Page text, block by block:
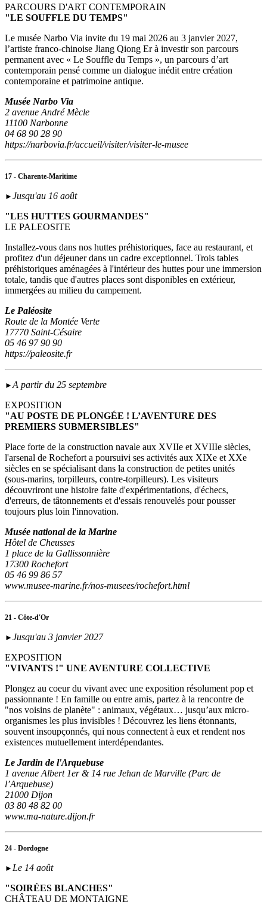
PARCOURS D'ART CONTEMPORAIN
"LE SOUFFLE DU TEMPS"
Le musée Narbo Via invite du 19 mai 2026 au 3 janvier 2027,
l’artiste franco-chinoise Jiang Qiong Er à investir son parcours
permanent avec « Le Souffle du Temps », un parcours d’art
contemporain pensé comme un dialogue inédit entre création
contemporaine et patrimoine antique.
Musée Narbo Via
2 avenue André Mècle
11100 Narbonne
04 68 90 28 90
https://narbovia.fr/accueil/visiter/visiter-le-musee
17 - Charente-Maritime
► Jusqu'au 16 août
"LES HUTTES GOURMANDES"
LE PALEOSITE
Installez-vous dans nos huttes préhistoriques, face au restaurant, et
profitez d'un déjeuner dans un cadre exceptionnel. Trois tables
préhistoriques aménagées à l'intérieur des huttes pour une immersion
totale, tandis que d'autres places sont disponibles en extérieur,
immergées au milieu du campement.
Le Paléosite
Route de la Montée Verte
17770 Saint-Césaire
05 46 97 90 90
https://paleosite.fr
►A partir du 25 septembre
EXPOSITION
"AU POSTE DE PLONGÉE ! L’AVENTURE DES
PREMIERS SUBMERSIBLES"
Place forte de la construction navale aux XVIIe et XVIIIe siècles,
l'arsenal de Rochefort a poursuivi ses activités aux XIXe et XXe
siècles en se spécialisant dans la construction de petites unités
(sous‑marins, torpilleurs, contre-torpilleurs). Les visiteurs
découvriront une histoire faite d'expérimentations, d'échecs,
d'erreurs, de tâtonnements et d'essais renouvelés pour pousser
toujours plus loin l'innovation.
Musée national de la Marine
Hôtel de Cheusses
1 place de la Gallissonnière
17300 Rochefort
05 46 99 86 57
www.musee-marine.fr/nos-musees/rochefort.html
21 - Côte-d'Or
► Jusqu'au 3 janvier 2027
EXPOSITION
"VIVANTS !" UNE AVENTURE COLLECTIVE
Plongez au coeur du vivant avec une exposition résolument pop et
passionnante ! En famille ou entre amis, partez à la rencontre de
"nos voisins de planète" : animaux, végétaux… jusqu’aux micro-
organismes les plus invisibles ! Découvrez les liens étonnants,
souvent insoupçonnés, qui nous connectent à eux et rendent nos
existences mutuellement interdépendantes.
Le Jardin de l'Arquebuse
1 avenue Albert 1er & 14 rue Jehan de Marville (Parc de
l’Arquebuse)
21000 Dijon
03 80 48 82 00
www.ma-nature.dijon.fr
24 - Dordogne
► Le 14 août
"SOIRÉES BLANCHES"
CHÂTEAU DE MONTAIGNE